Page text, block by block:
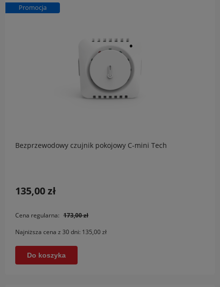
Bezprzewodowy czujnik pokojowy C-mini Tech
135,00 zł
Cena regularna: 173,00 zł
Najniższa cena z 30 dni: 135,00 zł
Do koszyka
Promocja